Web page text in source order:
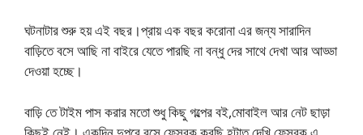
ঘটনাটার শুরু হয় এই বছর।প্রায় এক বছর করোনা এর জন্য সারাদিন
বাড়িতে বসে আছি না বাইরে যেতে পারছি না বন্ধু দের সাথে দেখা আর আড্ডা
দেওয়া হচ্ছে।
বাড়ি তে টাইম পাস করার মতো শুধু কিছু গল্পের বই,মোবাইল আর নেট ছাড়া